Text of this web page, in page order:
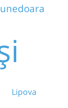
Lipova